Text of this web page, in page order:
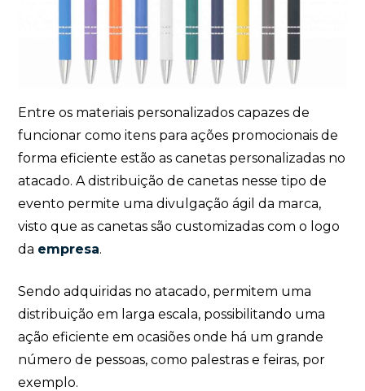
Entre os materiais personalizados capazes de
funcionar como itens para ações promocionais de
forma eficiente estão as canetas personalizadas no
atacado. A distribuição de canetas nesse tipo de
evento permite uma divulgação ágil da marca,
visto que as canetas são customizadas com o logo
da empresa.
Sendo adquiridas no atacado, permitem uma
distribuição em larga escala, possibilitando uma
ação eficiente em ocasiões onde há um grande
número de pessoas, como palestras e feiras, por
exemplo.